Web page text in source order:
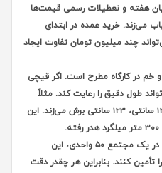
هفته و تعطیلات رسمی قیمت‌ها
می‌زند. خرید عمده در ابتدای
چند میلیون تومان تفاوت ایجاد
در کارگاه مطرح است. اگر قیچی
طول دقیق را رعایت کند. مثلاً
برای خاموت سایز ۲۰، به جای برش ۱۲۰ سانتی، ۱۲۳ سانتی برش می‌زند. این
شاید بگویید اینها خرده‌رنده است. اما در یک مجتمع ۵۰ واحدی، این
تأمین کنند. بنابراین هر چقدر دقت